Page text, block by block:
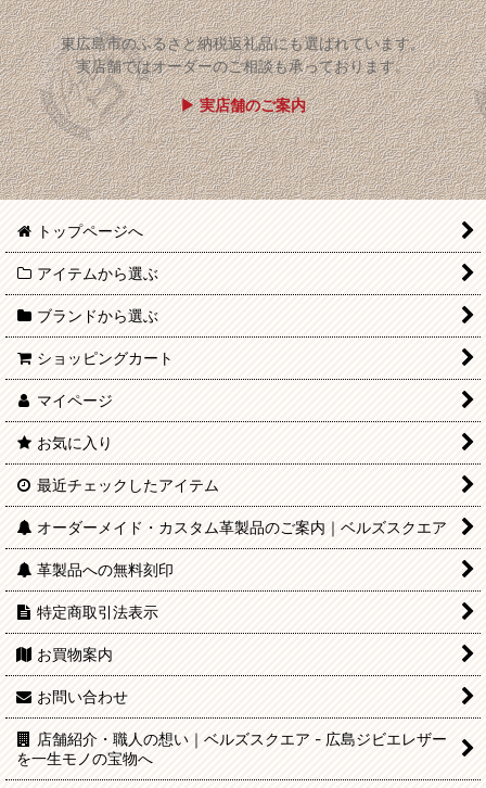
東広島市のふるさと納税返礼品にも選ばれています。
実店舗ではオーダーのご相談も承っております。
▶ 実店舗のご案内
トップページへ
アイテムから選ぶ
ブランドから選ぶ
ショッピングカート
マイページ
お気に入り
最近チェックしたアイテム
オーダーメイド・カスタム革製品のご案内｜ベルズスクエア
革製品への無料刻印
特定商取引法表示
お買物案内
お問い合わせ
店舗紹介・職人の想い｜ベルズスクエア - 広島ジビエレザー
を一生モノの宝物へ